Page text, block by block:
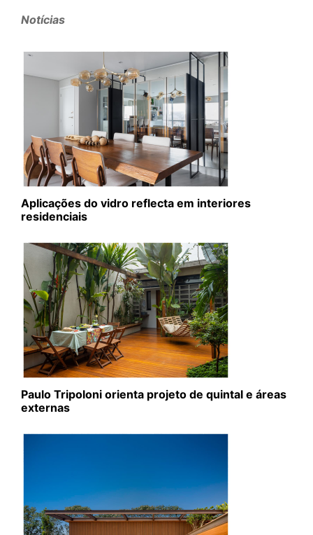
Notícias
Aplicações do vidro reflecta em interiores
residenciais
Paulo Tripoloni orienta projeto de quintal e áreas
externas